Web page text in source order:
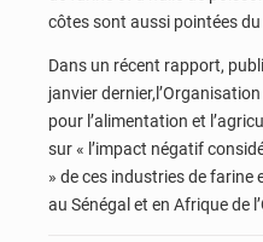
côtes sont aussi pointées
Dans un récent rapport,
janvier
pour l’alimentation et
sur « l’impact négatif
» de ces industries de farine
au Sénégal et en Afrique de